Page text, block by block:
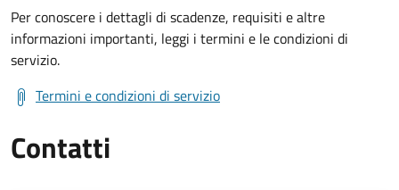
Per conoscere i dettagli di scadenze, requisiti e altre
informazioni importanti, leggi i termini e le condizioni di
servizio.
Termini e condizioni di servizio
Contatti